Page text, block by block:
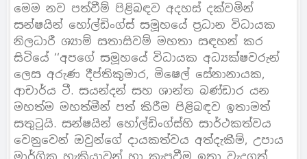
මෙම නව පත්වීම් පිළිබඳව අදහස් දක්වමින්
සන්ෂයින් හෝල්ඩිංග්ස් සමූහයේ ප‍්‍රධාන විධායක
නිලධාරී ශ්‍යාම් සතාසිවම් මහතා සඳහන් කර
සිටියේ ‘‘අපගේ සමූහයේ විධායක අධ්‍යක්ෂවරුන්
ලෙස අරුණ දීප්තිකුමාර, මිෂෙල් සේනානායක,
ආචාර්ය ටී. සයන්දන් සහ ශාන්ත බණ්ඩාර යන
මහත්ම මහත්මීන් පත් කිරීම පිළිබඳව ඉතාමත්
සතුටුයි. සන්ෂයින් හෝල්ඩිංග්ස්හි සාර්ථකත්වය
වෙනුවෙන් ඔවුන්ගේ දායකත්වය අත්දැකීම්, උපාය